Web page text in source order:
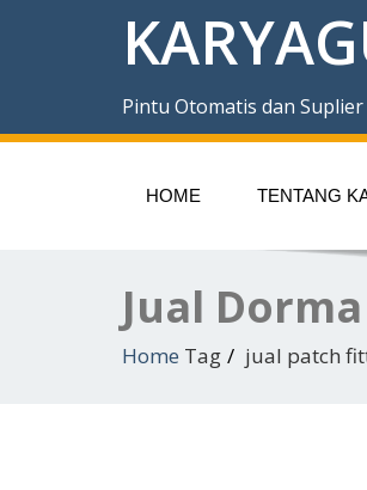
Pintu Otomatis dan Suplier
HOME TENTANG
Jual Dorma
Home Tag jual patch